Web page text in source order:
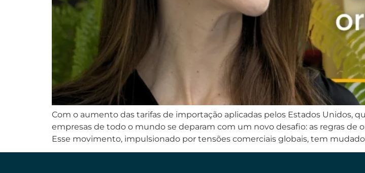
Com o aumento das tarifas de importação aplicadas pelos Estados Unidos,
empresas de todo o mundo se deparam com um novo desafio: as regras de
Esse movimento, impulsionado por tensões comerciais globais, tem